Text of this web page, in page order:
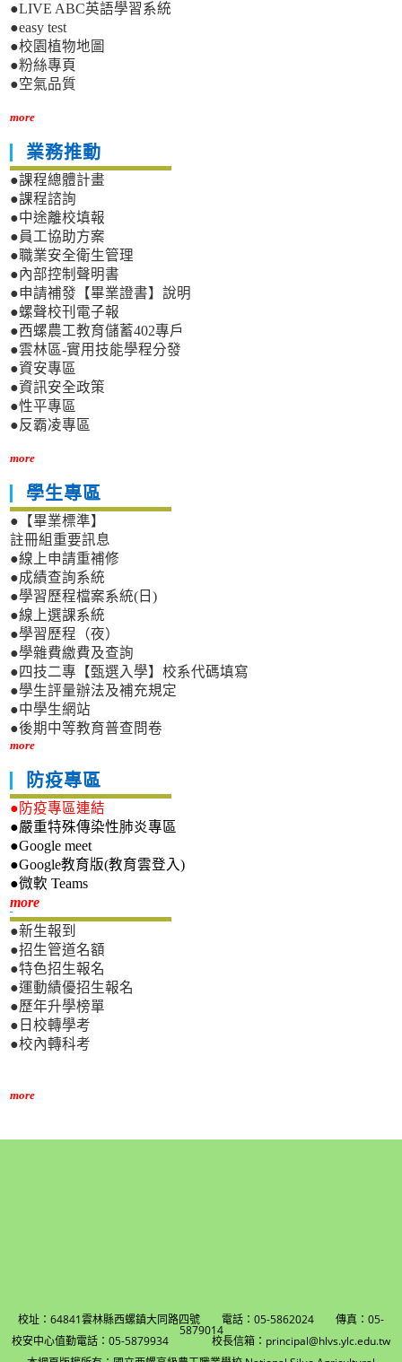
●LIVE ABC英語學習系統
●easy test
●校園植物地圖
●粉絲專頁
●空氣品質
more
業務推動
●課程總體計畫
●課程諮詢
●中途離校填報
●員工協助方案
●職業安全衛生管理
●內部控制聲明書
●申請補發【畢業證書】說明
●螺聲校刊電子報
●西螺農工教育儲蓄402專戶
●雲林區-實用技能學程分發
●資安專區
●資訊安全政策
●性平專區
●反霸凌專區
more
學生專區
●【畢業標準】
註冊組重要訊息
●線上申請重補修
●成績查詢系統
●學習歷程檔案系統(日)
●線上選課系統
●學習歷程（夜）
●學雜費繳費及查詢
●四技二專【甄選入學】校系代碼填寫
●學生評量辦法及補充規定
●中學生網站
●後期中等教育普查問卷
more
防疫專區
●防疫專區連結
●嚴重特殊傳染性肺炎專區
●Google meet
●Google教育版(教育雲登入)
●微軟 Teams
more新生專區
●新生報到
●招生管道名額
●特色招生報名
●運動績優招生報名
●歷年升學榜單
●日校轉學考
●校內轉科考
more
校址：64841雲林縣西螺鎮大同路四號 電話：05-5862024 傳真：05-
5879014
校安中心值勤電話：05-5879934 校長信箱：principal@hlvs.ylc.edu.tw